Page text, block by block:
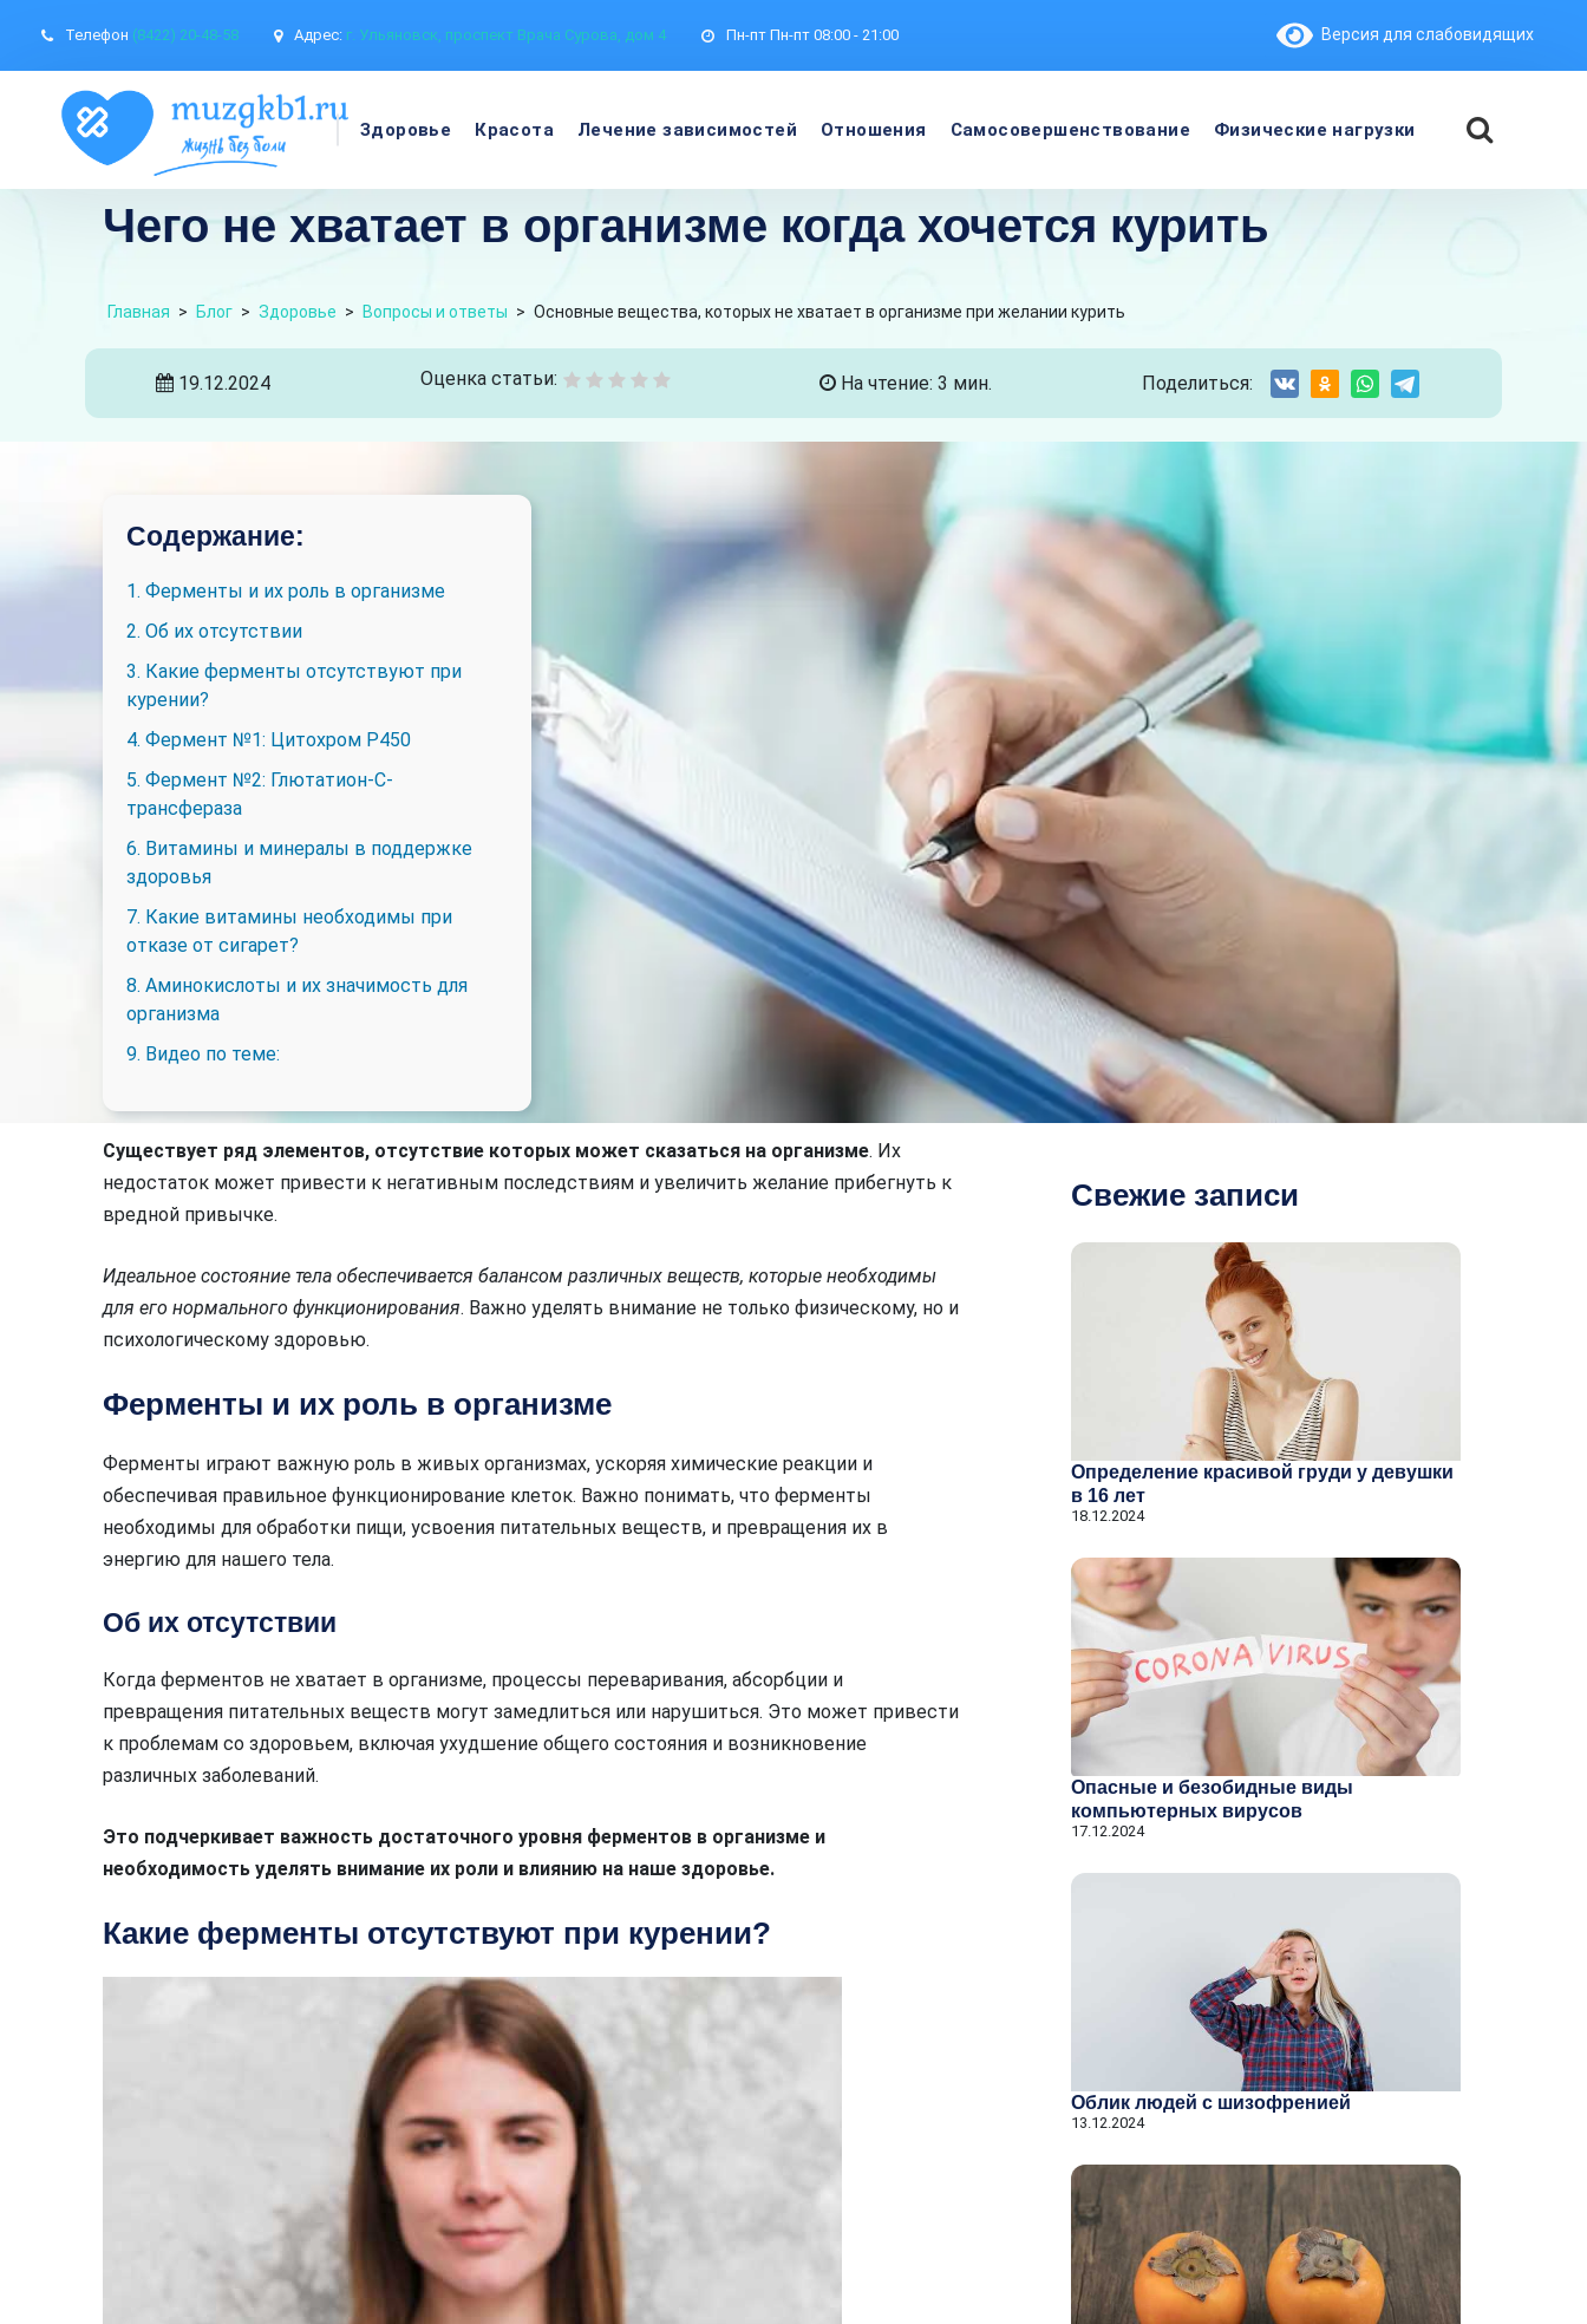
Телефон (8422) 20-48-58 Адрес: г. Ульяновск, проспект Врача Сурова, дом 4 Пн-пт Пн-пт 08:00 - 21:00 Версия для слабовидящих
Здоровье Красота Лечение зависимостей Отношения Самосовершенствование Физические нагрузки
Чего не хватает в организме когда хочется курить
Главная > Блог > Здоровье > Вопросы и ответы > Основные вещества, которых не хватает в организме при желании курить
19.12.2024 Оценка статьи: На чтение: 3 мин. Поделиться:
Содержание:
1. Ферменты и их роль в организме
2. Об их отсутствии
3. Какие ферменты отсутствуют при
курении?
4. Фермент №1: Цитохром Р450
5. Фермент №2: Глютатион-С-
трансфераза
6. Витамины и минералы в поддержке
здоровья
7. Какие витамины необходимы при
отказе от сигарет?
8. Аминокислоты и их значимость для
организма
9. Видео по теме:
Существует ряд элементов, отсутствие которых может сказаться на организме. Их
недостаток может привести к негативным последствиям и увеличить желание прибегнуть к
вредной привычке.
Идеальное состояние тела обеспечивается балансом различных веществ, которые необходимы
для его нормального функционирования. Важно уделять внимание не только физическому, но и
психологическому здоровью.
Ферменты и их роль в организме
Ферменты играют важную роль в живых организмах, ускоряя химические реакции и
обеспечивая правильное функционирование клеток. Важно понимать, что ферменты
необходимы для обработки пищи, усвоения питательных веществ, и превращения их в
энергию для нашего тела.
Об их отсутствии
Когда ферментов не хватает в организме, процессы переваривания, абсорбции и
превращения питательных веществ могут замедлиться или нарушиться. Это может привести
к проблемам со здоровьем, включая ухудшение общего состояния и возникновение
различных заболеваний.
Это подчеркивает важность достаточного уровня ферментов в организме и
необходимость уделять внимание их роли и влиянию на наше здоровье.
Какие ферменты отсутствуют при курении?
Свежие записи
Определение красивой груди у девушки
в 16 лет
18.12.2024
Опасные и безобидные виды
компьютерных вирусов
17.12.2024
Облик людей с шизофренией
13.12.2024